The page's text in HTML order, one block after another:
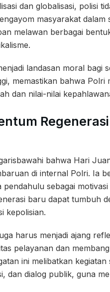
dan globalisasi, polisi
masyarakat dalam
melawan berbagai
landasan moral bagi
memastikan bahwa Polri
dan nilai-nilai
bahwa Hari
di internal Polri. Ia
sebagai
baru dapat tumbuh
kepolisian.
harus menjadi ajang
pelayanan dan
ini melibatkan
dan dialog publik, guna